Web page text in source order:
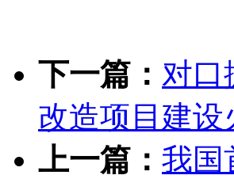
下一篇： 对口
改造项目建设
上一篇： 我国